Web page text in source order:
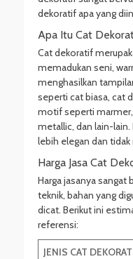
dekoratif apa yang
Apa Itu Cat
Cat dekoratif
memadukan seni,
menghasilkan
seperti cat biasa, cat
motif seperti
metallic, dan lain-lain.
lebih elegan dan
Harga Jasa Cat
Harga jasanya sangat
teknik, bahan yang
dicat. Berikut ini
referensi:
JENIS CAT